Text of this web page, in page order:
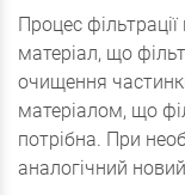
Процес
матеріал, що
очищення
матеріалом, що
потрібна. При
аналогічний